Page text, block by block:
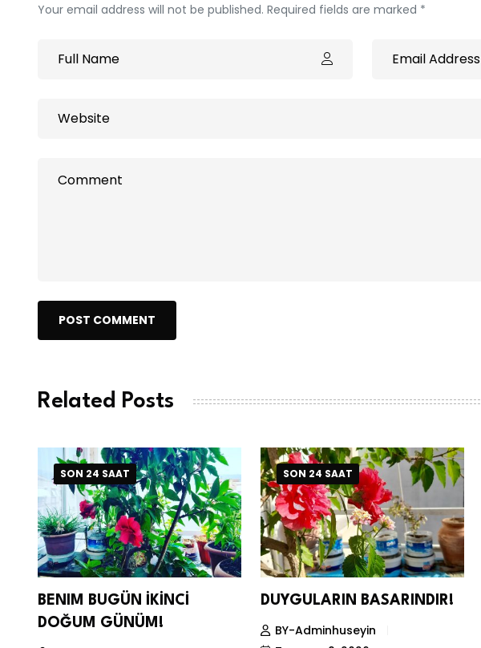
Your email address will not be published. Required fields are marked *
POST COMMENT
Related Posts
SON 24 SAAT
BENIM BUGÜN İKİNCİ
DOĞUM GÜNÜM!
SON 24 SAAT
DUYGULARIN BASARINDIR!
BY-Adminhuseyin